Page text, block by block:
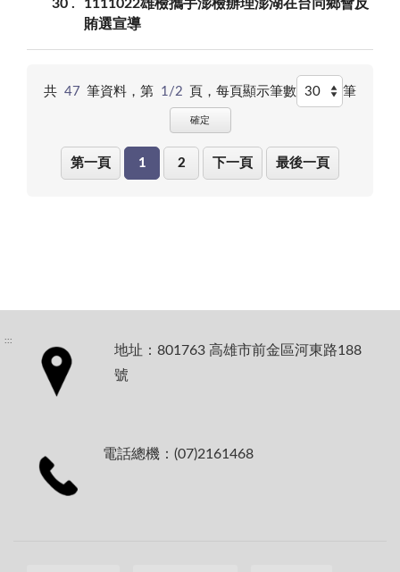
30
1111022雄檢攜手澎檢辦理澎湖在台同鄉會反
賄選宣導
共 47 筆資料，第 1/2 頁，每頁顯示筆數 筆
確定
第一頁 1 2 下一頁 最後一頁
:::
地址：801763 高雄市前金區河東路188
號
電話總機：(07)2161468